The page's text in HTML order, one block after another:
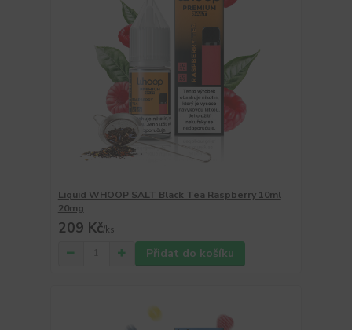
Liquid WHOOP SALT Black Tea Raspberry 10ml
20mg
209 Kč/ks
Přidat do košíku